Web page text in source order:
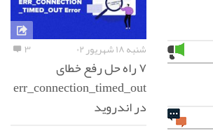
شنبه ۱۸ شهریور ۰۲ ۳
۷ راه حل رفع خطای
err_connection_timed_out
در اندروید